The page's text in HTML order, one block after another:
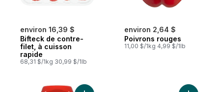
environ 16,39 $
Bifteck de contre-
filet, à cuisson
rapide
68,31 $/1kg 30,99 $/1lb
environ 2,64 $
Poivrons rouges
11,00 $/1kg 4,99 $/1lb